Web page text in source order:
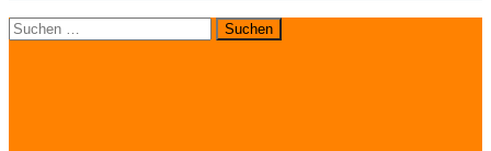
Suchen
nach: